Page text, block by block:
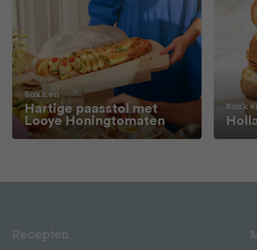
Bakken
Hartige paasstol met
Looye Honingtomaten
Recepten